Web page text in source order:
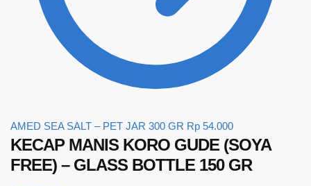
AMED SEA SALT – PET JAR 300 GR Rp 54.000
KECAP MANIS KORO GUDE (SOYA
FREE) – GLASS BOTTLE 150 GR